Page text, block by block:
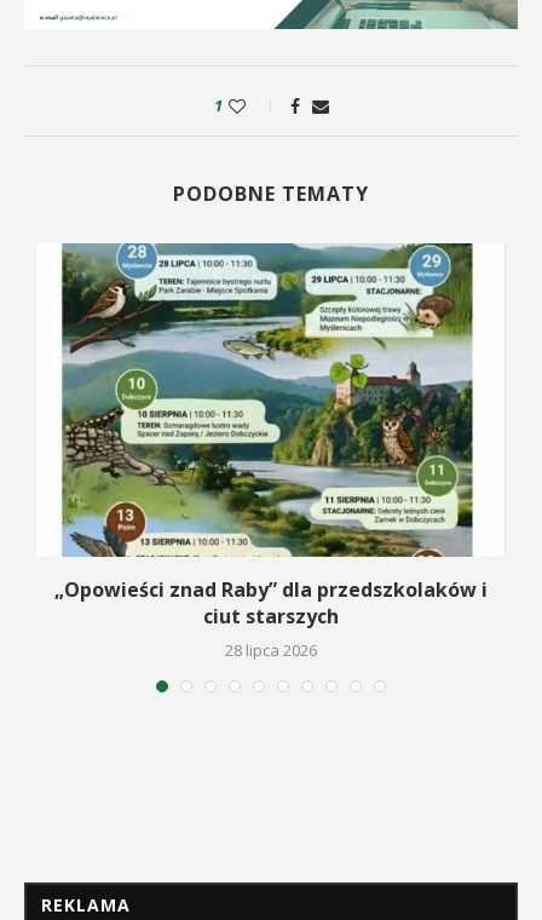
1
PODOBNE TEMATY
„Opowieści znad Raby” dla przedszkolaków i
ciut starszych
28 lipca 2026
REKLAMA